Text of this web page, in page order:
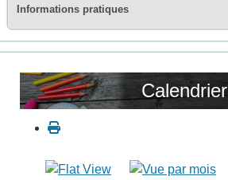
Informations pratiques
Calendrier